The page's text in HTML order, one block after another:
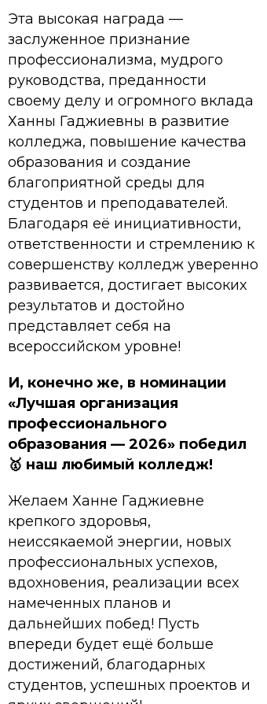
Эта высокая награда —
заслуженное признание
профессионализма, мудрого
руководства, преданности
своему делу и огромного вклада
Ханны Гаджиевны в развитие
колледжа, повышение качества
образования и создание
благоприятной среды для
студентов и преподавателей.
Благодаря её инициативности,
ответственности и стремлению к
совершенству колледж уверенно
развивается, достигает высоких
результатов и достойно
представляет себя на
всероссийском уровне!
И, конечно же, в номинации
«Лучшая организация
профессионального
образования — 2026» победил
🥇 наш любимый колледж!
Желаем Ханне Гаджиевне
крепкого здоровья,
неиссякаемой энергии, новых
профессиональных успехов,
вдохновения, реализации всех
намеченных планов и
дальнейших побед! Пусть
впереди будет ещё больше
достижений, благодарных
студентов, успешных проектов и